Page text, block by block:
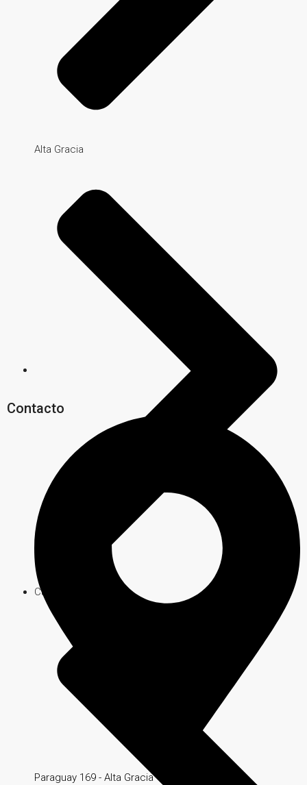
Alta Gracia
Carlos Paz
Contacto
Paraguay 169 - Alta Gracia